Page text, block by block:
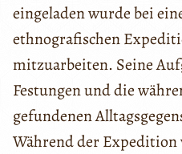
eingeladen wurde bei
ethnografischen
mitzuarbeiten. Seine
Festungen und die
gefundenen
Während der